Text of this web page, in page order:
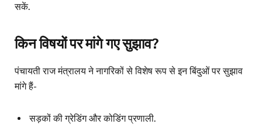
सकें.
किन विषयों पर मांगे गए सुझाव?
पंचायती राज मंत्रालय ने नागरिकों से विशेष रूप से इन बिंदुओं पर सुझाव
मांगे हैं-
सड़कों की ग्रेडिंग और कोडिंग प्रणाली.